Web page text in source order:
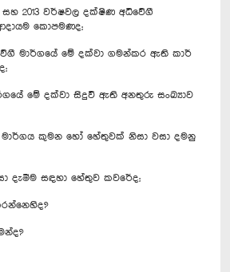
2013 වර්ෂවල දක්ෂිණ අධිවේගී
කොපමණද;
මේ දක්වා ගමන්කර ඇති කාර්
මේ දක්වා සිදුවී ඇති අනතුරු සංඛ්‍යාව
කුමන හෝ හේතුවක් නිසා වසා දමනු
දැමීම සඳහා හේතුව කවරේද;